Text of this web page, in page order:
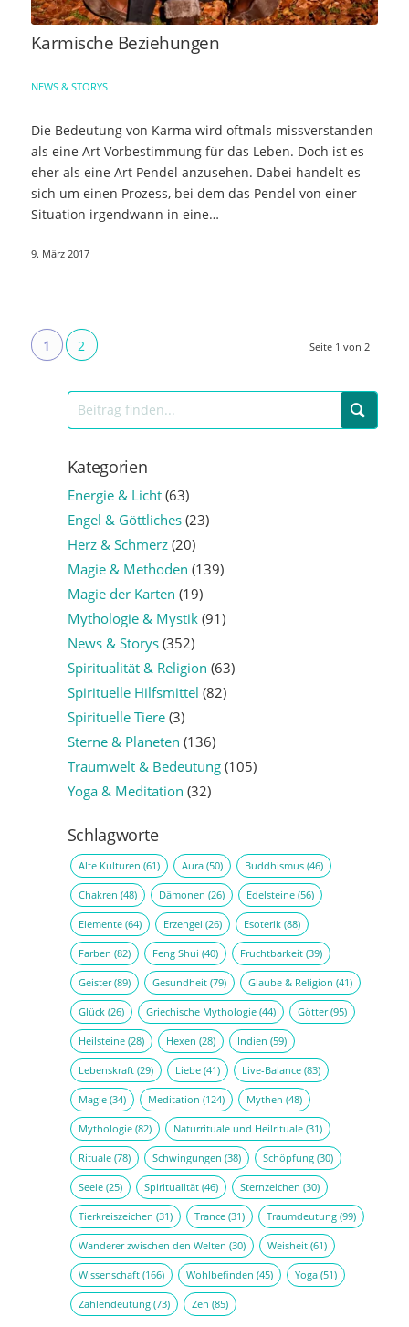
Karmische Beziehungen
NEWS & STORYS
Die Bedeutung von Karma wird oftmals missverstanden
als eine Art Vorbestimmung für das Leben. Doch ist es
eher als eine Art Pendel anzusehen. Dabei handelt es
sich um einen Prozess, bei dem das Pendel von einer
Situation irgendwann in eine…
9. März 2017
Seite 1 von 2
1 2
Kategorien
Energie & Licht(63)
Engel & Göttliches(23)
Herz & Schmerz(20)
Magie & Methoden (139)
Magie der Karten (19)
Mythologie & Mystik(91)
News & Storys(352)
Spiritualität & Religion (63)
Spirituelle Hilfsmittel (82)
Spirituelle Tiere(3)
Sterne & Planeten (136)
Traumwelt & Bedeutung(105)
Yoga & Meditation (32)
Schlagworte
Alte Kulturen (61) Aura(50) Buddhismus(46)
Chakren (48) Dämonen (26) Edelsteine(56)
Elemente(64) Erzengel (26) Esoterik(88)
Farben (82) Feng Shui (40) Fruchtbarkeit(39)
Geister(89) Gesundheit(79) Glaube & Religion (41)
Glück(26) Griechische Mythologie(44) Götter(95)
Heilsteine(28) Hexen (28) Indien (59)
Lebenskraft(29) Liebe(41) Live-Balance(83)
Magie(34) Meditation (124) Mythen (48)
Mythologie(82) Naturrituale und Heilrituale(31)
Rituale(78) Schwingungen (38) Schöpfung(30)
Seele(25) Spiritualität(46) Sternzeichen (30)
Tierkreiszeichen (31) Trance(31) Traumdeutung(99)
Wanderer zwischen den Welten (30) Weisheit(61)
Wissenschaft(166) Wohlbefinden (45) Yoga(51)
Zahlendeutung(73) Zen (85)